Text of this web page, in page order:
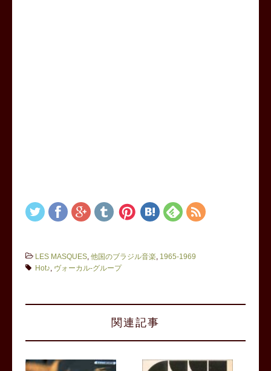
LES MASQUES ,他国のブラジル音楽 1965-1969
Hot♪ ヴォーカル-グループ
関連記事